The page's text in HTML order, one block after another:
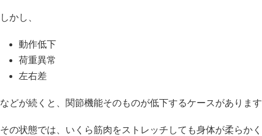
しかし、
動作低下
荷重異常
左右差
などが続くと、関節機能そのものが低下するケースがありま
その状態では、いくら筋肉をストレッチしても身体が柔らか